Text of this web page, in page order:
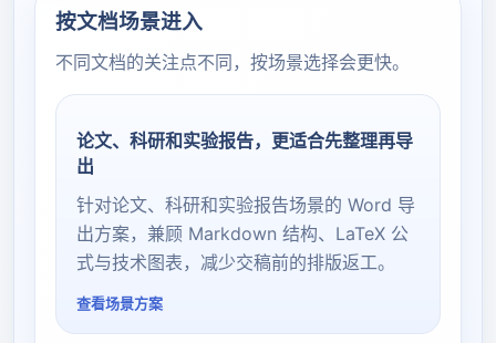
按文档场景进入
不同文档的关注点不同，按场景选择会更快。
论文、科研和实验报告，更适合先整理再导
出
针对论文、科研和实验报告场景的 Word 导
出方案，兼顾 Markdown 结构、LaTeX 公
式与技术图表，减少交稿前的排版返工。
查看场景方案